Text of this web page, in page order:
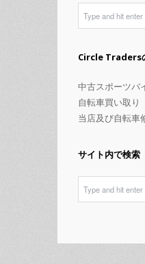
ー
Circle Traders
中古スポーツバ
自転車買い取り
当店及び自転車
サイト内で検索